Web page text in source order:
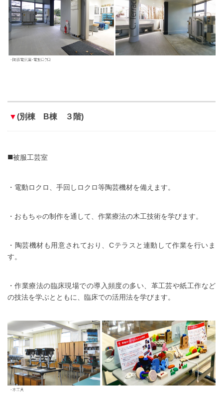
▼(別棟 B棟 ３階)
■被服工芸室
・電動ロクロ、手回しロクロ等陶芸機材を備えます。
・おもちゃの制作を通して、作業療法の木工技術を学びます。
・陶芸機材も用意されており、Cテラスと連動して作業を行いま
す。
・作業療法の臨床現場での導入頻度の多い、革工芸や紙工作など
の技法を学ぶとともに、臨床での活用法を学びます。